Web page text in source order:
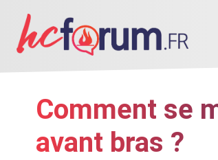
Comment se
avant bras ?